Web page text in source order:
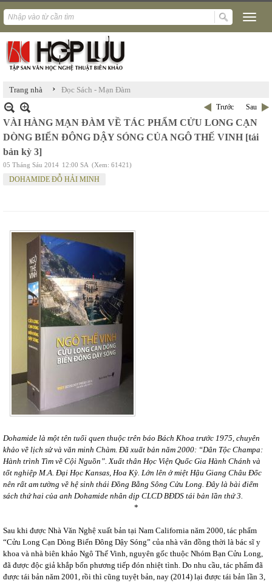
Trang nhà › Đọc Sách - Mạn Đàm
Trước Sau
VÀI HÀNG MẠN ĐÀM VỀ TÁC PHẨM CỬU LONG CẠN
DÒNG BIỂN ĐÔNG DẬY SÓNG CỦA NGÔ THẾ VINH [tái
bản kỳ 3]
05 Tháng Sáu 2014 12:00 SA (Xem: 61421)
DOHAMIDE ĐỖ HẢI MINH
Dohamide là một tên tuổi quen thuộc trên báo Bách Khoa trước 1975, chuyên
khảo về lịch sửvà văn minh Chàm. Đã xuất bản năm 2000: “Dân Tộc Champa:
Hành trình Tìm về Cội Nguồn”. Xuất thân Học Viện Quốc Gia Hành Chánh và
tốt nghiệp M.A. Đại Học Kansas, Hoa Kỳ. Lớn lên ởmiệt Hậu Giang Châu Đốc
nên rất am tường về hệ sinh thái Đồng Bằng Sông Cửu Long. Đây là bài điểm
sách thứ hai của anh Dohamide nhân dịp CLCD BĐDS tái bản lần thứ 3.
*
Sau khi được Nhà Văn Nghệ xuất bản tại Nam California năm 2000, tác phẩm
“Cửu Long Cạn Dòng Biển Đông Dậy Sóng” của nhà văn đồng thời là bác sĩ y
khoa và nhà biên khảo Ngô Thế Vinh, nguyên gốc thuộc Nhóm Bạn Cửu Long,
đã được độc giả khắp bốn phương tiếp đón nhiệt tình. Do nhu cầu, tác phẩm đã
được tái bản năm 2001, rồi thì cũng tuyệt bản, nay (2014) lại được tái bản lần 3,